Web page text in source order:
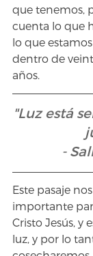
que tenemos,
cuenta lo que
lo que
dentro de
años.
"Luz está
-
Este pasaje
importante
Cristo Jesús, y
luz, y por lo